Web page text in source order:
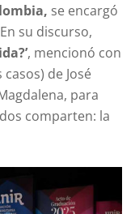
se encargó
su discurso,
, mencionó con
de José
para
comparten: la